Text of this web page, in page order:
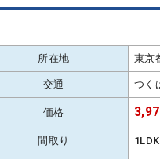
所在地 東京
交通 つく
価格
間取り 1LDK